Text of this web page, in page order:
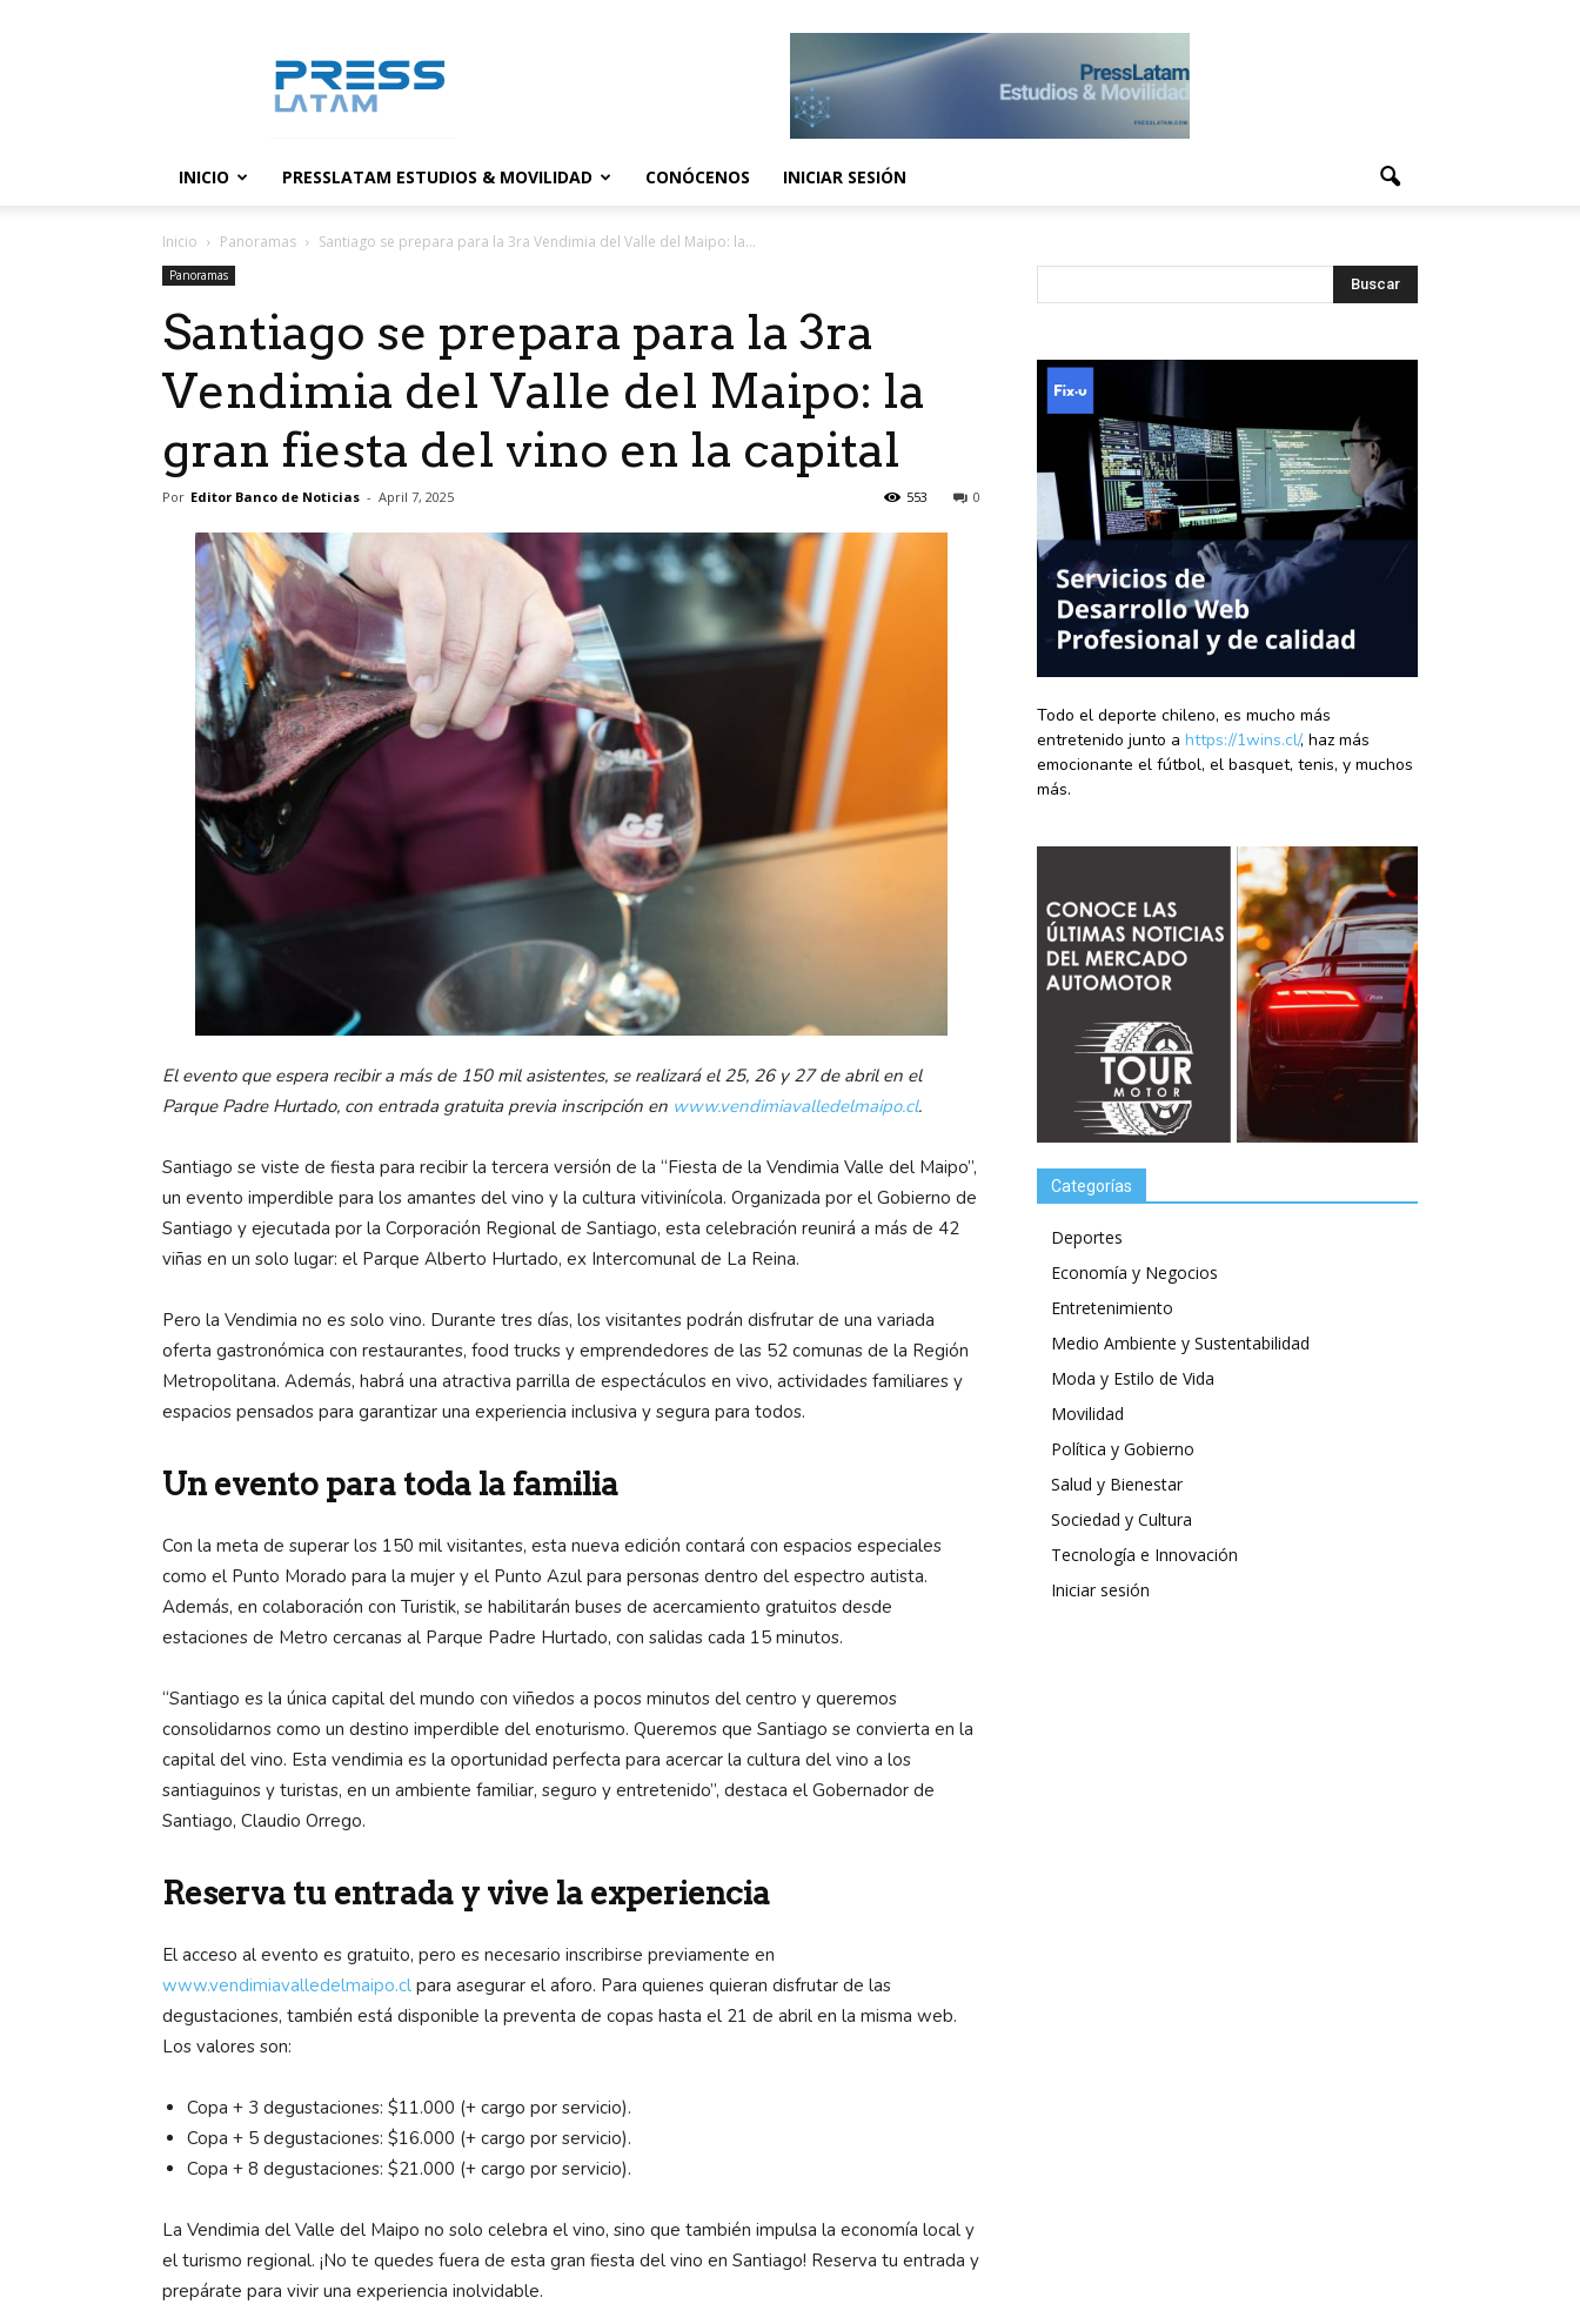
noticias
INICIO PRESSLATAM ESTUDIOS & MOVILIDAD CONÓCENOS INICIAR SESIÓN
Inicio Panoramas Santiago se prepara para la 3ra Vendimia del Valle del Maipo: la...
Panoramas
Santiago se prepara para la 3ra
Vendimia del Valle del Maipo: la
gran fiesta del vino en la capital
Por Editor Banco de Noticias - April 7, 2025 0
553
El evento que espera recibir a más de 150 mil asistentes, se realizará el 25, 26 y 27 de abril en el
Parque Padre Hurtado, con entrada gratuita previa inscripción en www.vendimiavalledelmaipo.cl.
Santiago se viste de fiesta para recibir la tercera versión de la “Fiesta de la Vendimia Valle del Maipo”,
un evento imperdible para los amantes del vino y la cultura vitivinícola. Organizada por el Gobierno de
Santiago y ejecutada por la Corporación Regional de Santiago, esta celebración reunirá a más de 42
viñas en un solo lugar: el Parque Alberto Hurtado, ex Intercomunal de La Reina.
Pero la Vendimia no es solo vino. Durante tres días, los visitantes podrán disfrutar de una variada
oferta gastronómica con restaurantes, food trucks y emprendedores de las 52 comunas de la Región
Metropolitana. Además, habrá una atractiva parrilla de espectáculos en vivo, actividades familiares y
espacios pensados para garantizar una experiencia inclusiva y segura para todos.
Un evento para toda la familia
Con la meta de superar los 150 mil visitantes, esta nueva edición contará con espacios especiales
como el Punto Morado para la mujer y el Punto Azul para personas dentro del espectro autista.
Además, en colaboración con Turistik, se habilitarán buses de acercamiento gratuitos desde
estaciones de Metro cercanas al Parque Padre Hurtado, con salidas cada 15 minutos.
“Santiago es la única capital del mundo con viñedos a pocos minutos del centro y queremos
consolidarnos como un destino imperdible del enoturismo. Queremos que Santiago se convierta en la
capital del vino. Esta vendimia es la oportunidad perfecta para acercar la cultura del vino a los
santiaguinos y turistas, en un ambiente familiar, seguro y entretenido”, destaca el Gobernador de
Santiago, Claudio Orrego.
Reserva tu entrada y vive la experiencia
El acceso al evento es gratuito, pero es necesario inscribirse previamente en
www.vendimiavalledelmaipo.cl para asegurar el aforo. Para quienes quieran disfrutar de las
degustaciones, también está disponible la preventa de copas hasta el 21 de abril en la misma web.
Los valores son:
Copa + 3 degustaciones: $11.000 (+ cargo por servicio).
Copa + 5 degustaciones: $16.000 (+ cargo por servicio).
Copa + 8 degustaciones: $21.000 (+ cargo por servicio).
La Vendimia del Valle del Maipo no solo celebra el vino, sino que también impulsa la economía local y
el turismo regional. ¡No te quedes fuera de esta gran fiesta del vino en Santiago! Reserva tu entrada y
prepárate para vivir una experiencia inolvidable.
Todo el deporte chileno, es mucho más
entretenido junto a https://1wins.cl/, haz más
emocionante el fútbol, el basquet, tenis, y muchos
más.
Categorías
Deportes
Economía y Negocios
Entretenimiento
Medio Ambiente y Sustentabilidad
Moda y Estilo de Vida
Movilidad
Política y Gobierno
Salud y Bienestar
Sociedad y Cultura
Tecnología e Innovación
Iniciar sesión